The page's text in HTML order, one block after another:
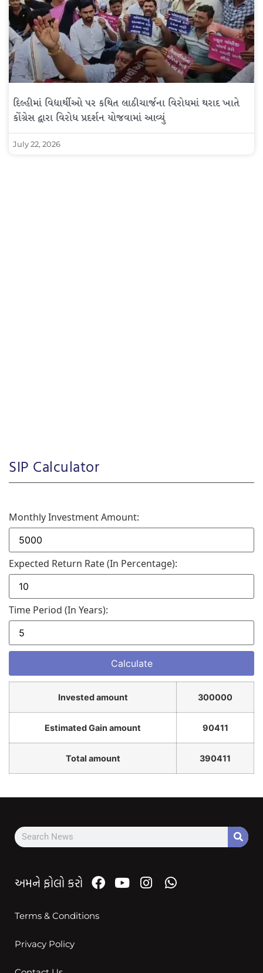
દિલ્હીમાં વિદ્યાર્થીઓ પર કથિત લાઠીચાર્જના વિરોધમાં થરાદ ખાતે
કોંગ્રેસ દ્વારા વિરોધ પ્રદર્શન યોજવામાં આવ્યું
July 22, 2026
SIP Calculator
Monthly Investment Amount:
Expected Return Rate (in Percentage):
Time Period (in Years):
Invested amount 300000
Estimated Gain amount 90411
Total amount 390411
અમને ફોલો કરો
Terms & Conditions
Privacy Policy